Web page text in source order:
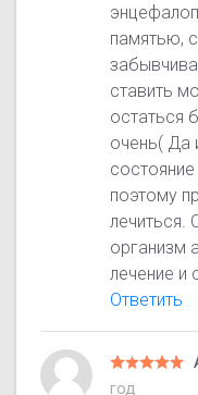
памятью,
ставить
остаться
очень( Да
поэтому
лечиться.
организм
лечение и
Ответить
год